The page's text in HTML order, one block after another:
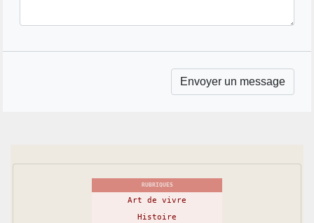
RUBRIQUES
Art de vivre
Histoire